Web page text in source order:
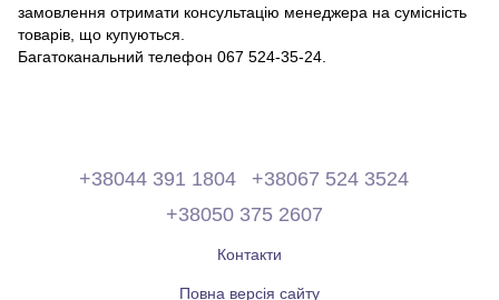
замовлення отримати консультацію менеджера на сумісність
товарів, що купуються.
Багатоканальний телефон 067 524-35-24.
+38044 391 1804
+38067 524 3524
+38050 375 2607
Контакти
Повна версія сайту